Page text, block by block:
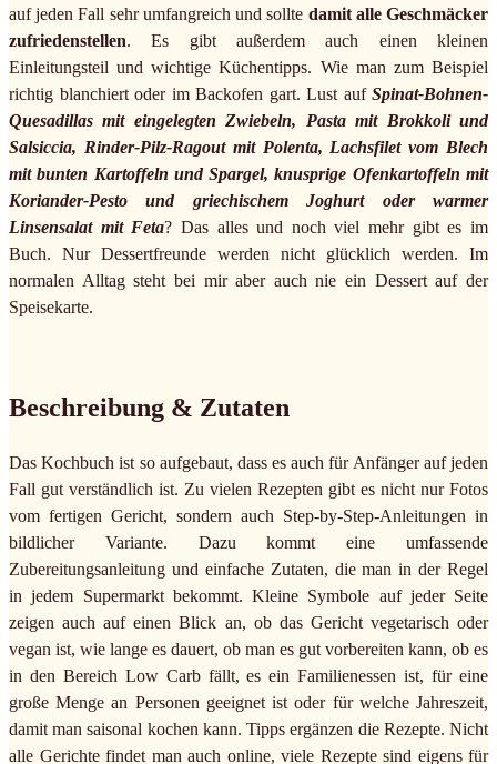
auf jeden Fall sehr umfangreich und sollte damit alle Geschmäcker
zufriedenstellen. Es gibt außerdem auch einen kleinen
Einleitungsteil und wichtige Küchentipps. Wie man zum Beispiel
richtig blanchiert oder im Backofen gart. Lust auf Spinat-Bohnen-
Quesadillas mit eingelegten Zwiebeln, Pasta mit Brokkoli und
Salsiccia, Rinder-Pilz-Ragout mit Polenta, Lachsfilet vom Blech
mit bunten Kartoffeln und Spargel, knusprige Ofenkartoffeln mit
Koriander-Pesto und griechischem Joghurt oder warmer
Linsensalat mit Feta? Das alles und noch viel mehr gibt es im
Buch. Nur Dessertfreunde werden nicht glücklich werden. Im
normalen Alltag steht bei mir aber auch nie ein Dessert auf der
Speisekarte.
Beschreibung & Zutaten
Das Kochbuch ist so aufgebaut, dass es auch für Anfänger auf jeden
Fall gut verständlich ist. Zu vielen Rezepten gibt es nicht nur Fotos
vom fertigen Gericht, sondern auch Step-by-Step-Anleitungen in
bildlicher Variante. Dazu kommt eine umfassende
Zubereitungsanleitung und einfache Zutaten, die man in der Regel
in jedem Supermarkt bekommt. Kleine Symbole auf jeder Seite
zeigen auch auf einen Blick an, ob das Gericht vegetarisch oder
vegan ist, wie lange es dauert, ob man es gut vorbereiten kann, ob es
in den Bereich Low Carb fällt, es ein Familienessen ist, für eine
große Menge an Personen geeignet ist oder für welche Jahreszeit,
damit man saisonal kochen kann. Tipps ergänzen die Rezepte. Nicht
alle Gerichte findet man auch online, viele Rezepte sind eigens für